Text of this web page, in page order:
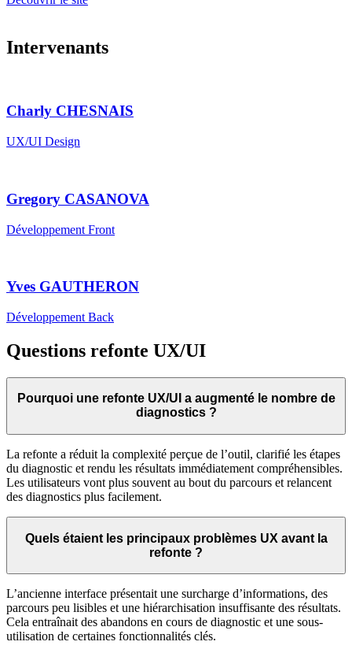
Intervenants
Charly CHESNAIS
UX/UI Design
Gregory CASANOVA
Développement Front
Yves GAUTHERON
Développement Back
Questions refonte UX/UI
Pourquoi une refonte UX/UI a augmenté le nombre de
diagnostics ?
La refonte a réduit la complexité perçue de l’outil, clarifié les étapes
du diagnostic et rendu les résultats immédiatement compréhensibles.
Les utilisateurs vont plus souvent au bout du parcours et relancent
des diagnostics plus facilement.
Quels étaient les principaux problèmes UX avant la
refonte ?
L’ancienne interface présentait une surcharge d’informations, des
parcours peu lisibles et une hiérarchisation insuffisante des résultats.
Cela entraînait des abandons en cours de diagnostic et une sous-
utilisation de certaines fonctionnalités clés.